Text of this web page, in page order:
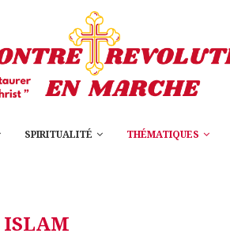
SPIRITUALITÉ THÉMATIQUES
ISLAM